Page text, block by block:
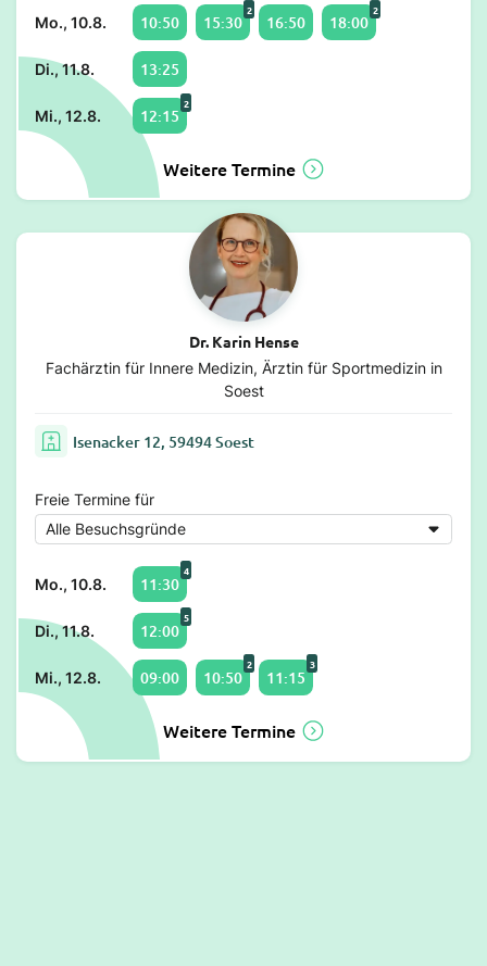
Mo., 10.8. 10:50 15:30
2
16:50 18:00
2
Di., 11.8. 13:25
Mi., 12.8. 12:15
2
Weitere Termine
Dr. Karin Hense
Fachärztin für Innere Medizin, Ärztin für Sportmedizin in
Soest
Isenacker 12, 59494 Soest
Freie Termine für
Mo., 10.8. 11:30
4
Di., 11.8. 12:00
5
Mi., 12.8. 09:00 10:50
2
11:15
3
Weitere Termine